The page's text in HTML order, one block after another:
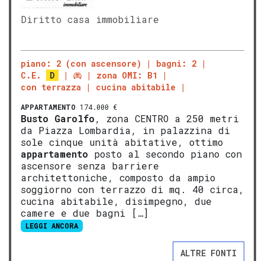
Diritto casa immobiliare
piano: 2 (con ascensore)
bagni: 2
C.E.
D
zona OMI: B1
con terrazza
cucina abitabile
APPARTAMENTO 174.000 €
Busto Garolfo, zona CENTRO a 250 metri
da Piazza Lombardia, in palazzina di
sole cinque unità abitative, ottimo
appartamento posto al secondo piano con
ascensore senza barriere
architettoniche, composto da ampio
soggiorno con terrazzo di mq. 40 circa,
cucina abitabile, disimpegno, due
camere e due bagni […]
LEGGI ANCORA
ALTRE FONTI